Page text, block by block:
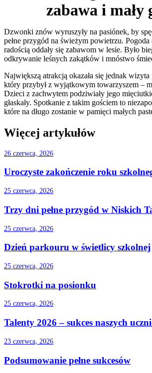
zabawa i mały
Dzwonki znów wyruszyły na pasiónek, by
pełne przygód na świeżym powietrzu. Pogoda
radością oddały się zabawom w lesie. Było
odkrywanie leśnych zakątków i mnóstwo
Największą atrakcją okazała się jednak
który przybył z wyjątkowym towarzyszem –
Dzieci z zachwytem podziwiały jego
głaskały. Spotkanie z takim gościem to
które na długo zostanie w pamięci małych
Więcej artykułów
26 czerwca, 2026
Uroczyste zakończenie roku
25 czerwca, 2026
Trzy dni pełne przygód w Niskich
25 czerwca, 2026
Dzień parkouru w świetlicy szkolnej
25 czerwca, 2026
Stokrotki na posionku
25 czerwca, 2026
Talenty 2026 – sukces naszych
23 czerwca, 2026
Podsumowanie pełne sukcesów